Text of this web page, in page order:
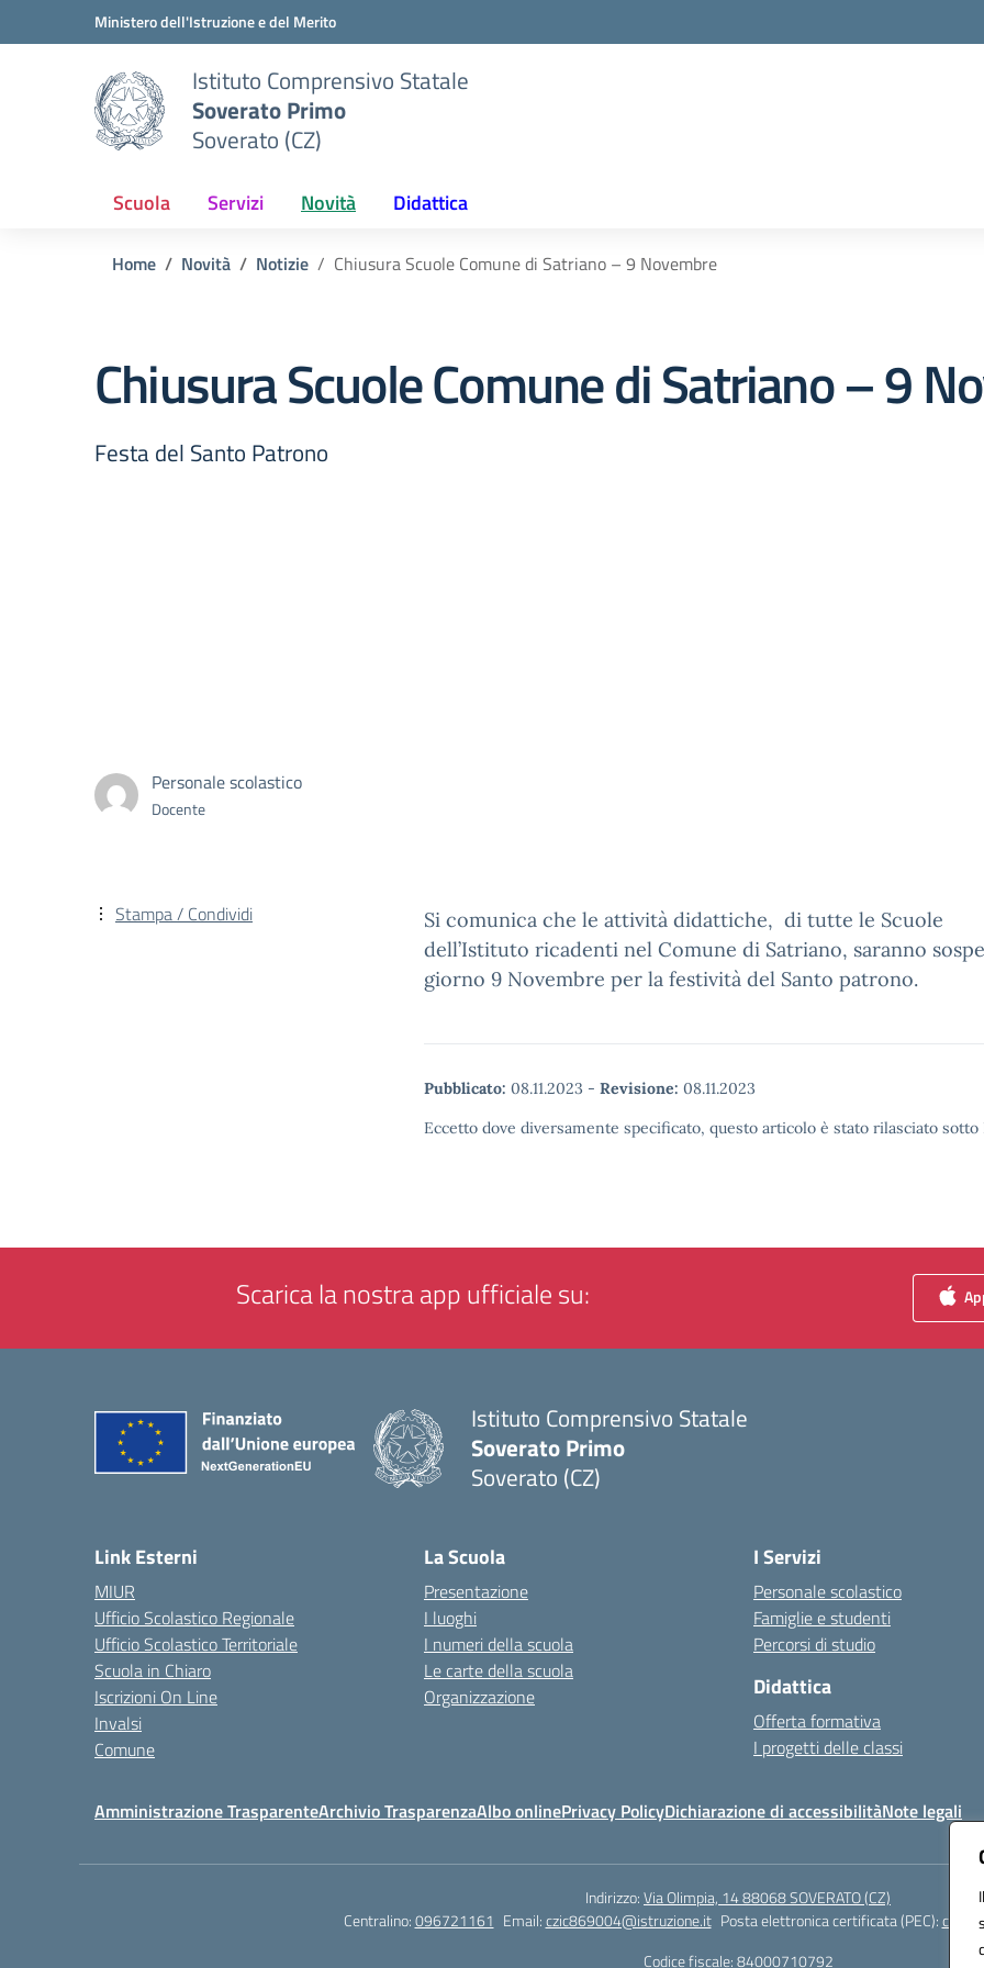
Vai ai contenuti
Vai al menu di navigazioneMinistero dell'Istruzione e del Merito
Istituto Comprensivo Statale
Soverato Primo
Soverato (CZ)
Scuola Servizi Novità Didattica
Home Novità Notizie Chiusura Scuole Comune di Satriano – 9 Novembre
Chiusura Scuole Comune di Satriano – 9
Festa del Santo Patrono
Personale scolastico
Docente
Si comunica che le attività didattiche, di tutte le Scuole
dell’Istituto ricadenti nel Comune di Satriano, saranno
giorno 9 Novembre per la festività del Santo patrono.
Pubblicato: 08.11.2023 - Revisione: 08.11.2023
Eccetto dove diversamente specificato, questo articolo è stato rilasciato
Stampa / Condividi
Scarica la nostra app ufficiale su:
Istituto Comprensivo Statale
Soverato Primo
Soverato (CZ)
Link Esterni
MIUR
Ufficio Scolastico Regionale
Ufficio Scolastico Territoriale
Scuola in Chiaro
Iscrizioni On Line
Invalsi
Comune
La Scuola
Presentazione
I luoghi
I numeri della scuola
Le carte della scuola
Organizzazione
I Servizi
Personale scolastico
Famiglie e studenti
Percorsi di studio
Didattica
Offerta formativa
I progetti delle classi
Amministrazione TrasparenteArchivio TrasparenzaAlbo onlinePrivacy PolicyDichiarazione di accessibilitàNote legali
Indirizzo:Via Olimpia, 14 88068 SOVERATO (CZ)
Centralino:096721161 Email:czic869004@istruzione.it Posta elettronica certificata (PEC):
Codice fiscale: 84000710792